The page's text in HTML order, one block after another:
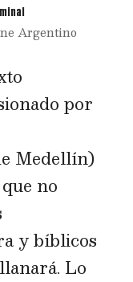
Argentino
por
Medellín)
no
y bíblicos
Lo